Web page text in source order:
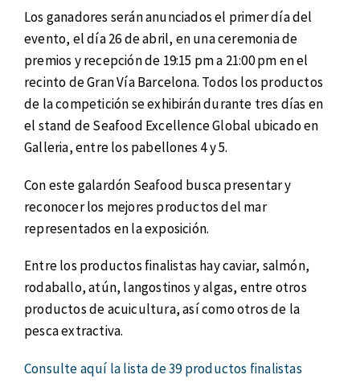
Los ganadores serán anunciados el primer día del
evento, el día 26 de abril, en una ceremonia de
premios y recepción de 19:15 pm a 21:00 pm en el
recinto de Gran Vía Barcelona. Todos los productos
de la competición se exhibirán durante tres días en
el stand de Seafood Excellence Global ubicado en
Galleria, entre los pabellones 4 y 5.
Con este galardón Seafood busca presentar y
reconocer los mejores productos del mar
representados en la exposición.
Entre los productos finalistas hay caviar, salmón,
rodaballo, atún, langostinos y algas, entre otros
productos de acuicultura, así como otros de la
pesca extractiva.
Consulte aquí la lista de 39 productos finalistas